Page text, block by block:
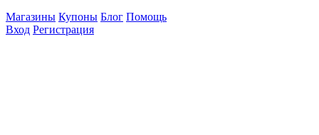
Магазины Купоны Блог Помощь
Вход Регистрация